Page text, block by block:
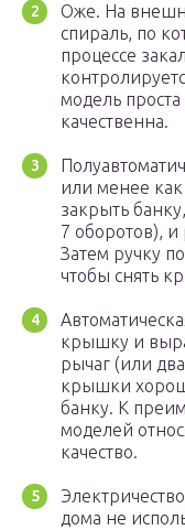
Оже. На
спираль, по
процессе
модель
качественна.
или менее
закрыть
7 оборотов),
Затем ручку
чтобы снять
крышку и
рычаг (или
крышки
банку. К
моделей
качество.
дома не